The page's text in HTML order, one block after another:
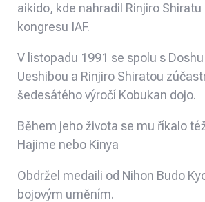
aikido, kde nahradil Rinjiro
kongresu IAF.
V listopadu 1991 se spolu s
Ueshibou a Rinjiro Shiratou
šedesátého výročí Kobukan dojo.
Během jeho života se mu říkalo
Hajime nebo Kinya
Obdržel medaili od Nihon Budo
bojovým uměním.